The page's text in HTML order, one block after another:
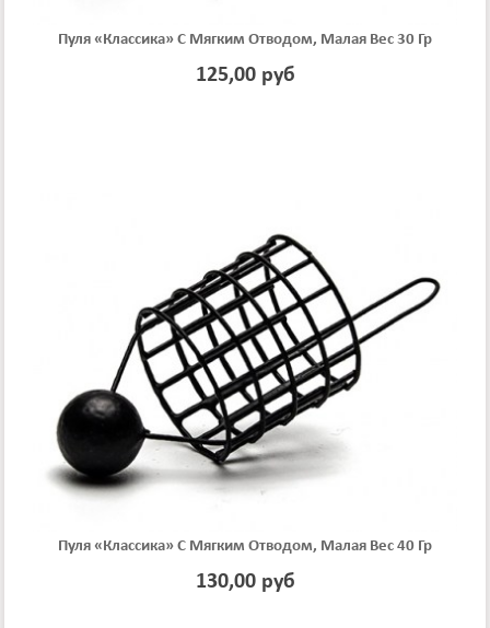
Пуля «классика» С Мягким Отводом, Малая Вес 30 Гр
125,00 руб
Пуля «классика» С Мягким Отводом, Малая Вес 40 Гр
130,00 руб